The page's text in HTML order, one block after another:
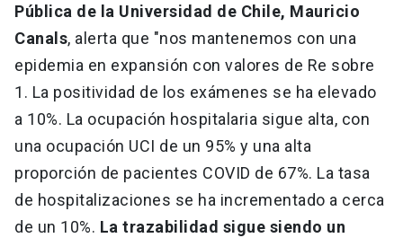
Pública de la Universidad de Chile, Mauricio
Canals, alerta que "nos mantenemos con una
epidemia en expansión con valores de Re sobre
1. La positividad de los exámenes se ha elevado
a 10%. La ocupación hospitalaria sigue alta, con
una ocupación UCI de un 95% y una alta
proporción de pacientes COVID de 67%. La tasa
de hospitalizaciones se ha incrementado a cerca
de un 10%. La trazabilidad sigue siendo un